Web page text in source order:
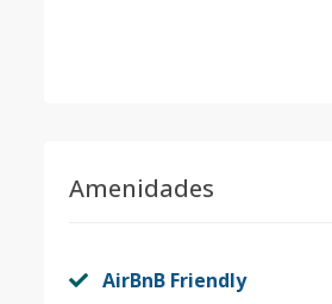
Amenidades
AirBnB Friendly